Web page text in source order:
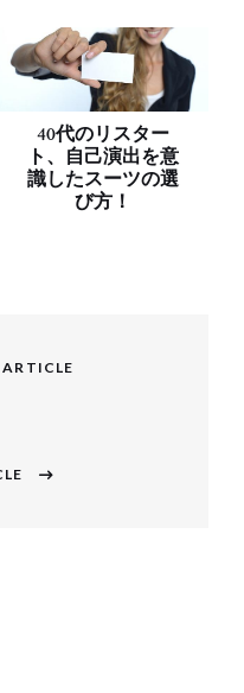
40代のリスター
ト、自己演出を意
識したスーツの選
び方！